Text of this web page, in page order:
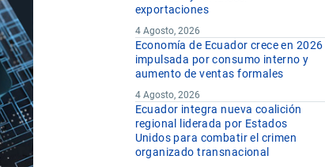
exportaciones
4 Agosto, 2026
Economía de Ecuador crece en 2026
impulsada por consumo interno y
aumento de ventas formales
4 Agosto, 2026
Ecuador integra nueva coalición
regional liderada por Estados
Unidos para combatir el crimen
organizado transnacional